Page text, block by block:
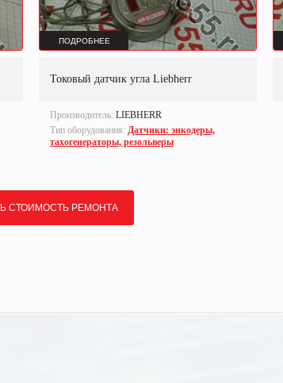
ПОДРОБНЕЕ
Токовый датчик угла Liebherr
Производитель: LIEBHERR
Тип оборудования: Датчики: энкодеры,
тахогенераторы, резольверы
СТОИМОСТЬ РЕМОНТА